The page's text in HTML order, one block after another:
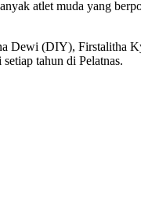
atlet muda yang
Dewi (DIY),
tahun di Pelatnas.